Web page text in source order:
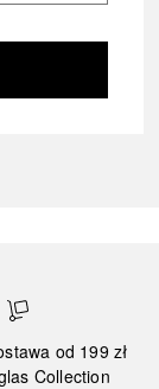
od 199 zł
Collection